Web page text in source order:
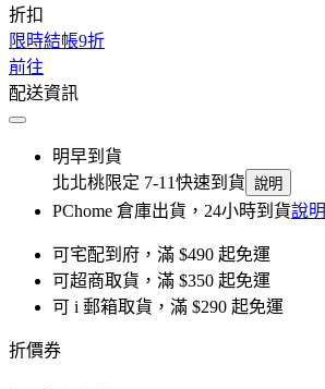
折扣
限時結帳9折
前往
配送資訊
明早到貨
北北桃限定 7-11快速到貨 說明
PChome 倉庫出貨，24小時到貨說明
可宅配到府，滿 $490 起免運
可超商取貨，滿 $350 起免運
可 i 郵箱取貨，滿 $290 起免運
折價券